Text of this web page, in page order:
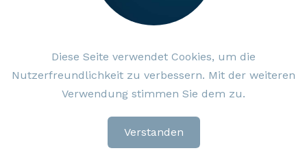
28. APRIL 2021
Sechs Randnotizen
Sechs kleinere Beobachtungen und Gedanken
zwischendurch.
Diese Seite verwendet Cookies, um die
Nutzerfreundlichkeit zu verbessern. Mit der weiteren
Verwendung stimmen Sie dem zu.
Verstanden